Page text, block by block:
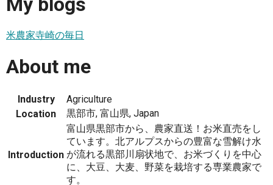
米農家寺崎の毎日
About me
Industry
Agriculture
Location
黒部市, 富山県, Japan
Introduction
富山県黒部市から、農家直送！お米直売をし
ています。北アルプスからの豊富な雪解け水
が流れる黒部川扇状地で、お米づくりを中心
に、大豆、大麦、野菜を栽培する専業農家で
す。